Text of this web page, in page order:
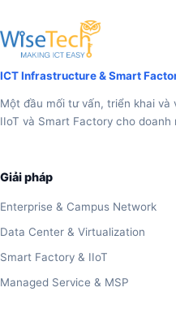
ICT Infrastructure & Smart
Một đầu mối tư vấn, triển khai và
IIoT và Smart Factory cho doanh
Giải pháp
Enterprise & Campus Network
Data Center & Virtualization
Smart Factory & IIoT
Managed Service & MSP